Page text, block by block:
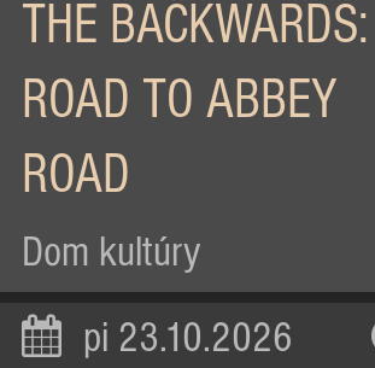
THE BACKWARDS:
ROAD TO ABBEY
ROAD
Dom kultúry
pi 23.10.2026